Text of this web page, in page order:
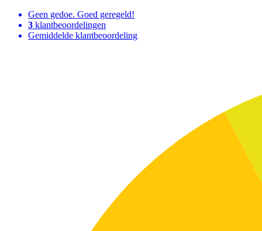
Geen gedoe. Goed geregeld!
3 klantbeoordelingen
Gemiddelde klantbeoordeling